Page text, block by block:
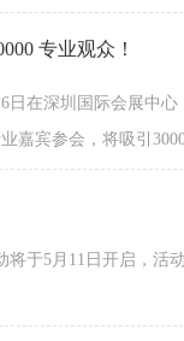
专业观众！
在深圳国际会展中
嘉宾参会，将吸引
于5月11日开启，